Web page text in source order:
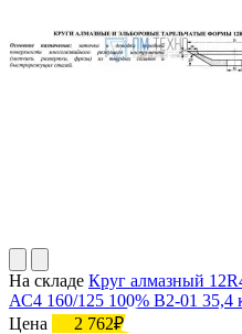
На складе Круг алмазный
АС4 160/125 100% В2-01 35,4
Цена
2 762₽